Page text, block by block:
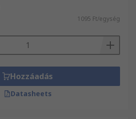
1095 Ft/egység
Hozzáadás
Datasheets